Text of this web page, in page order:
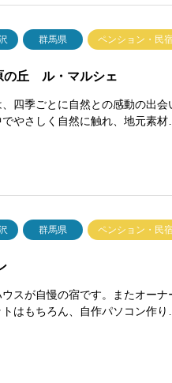
群馬県 ペンション・民
丘 ル・マルシェ
四季ごとに自然との感動の出会
やさしく自然に触れ、地元素材
群馬県 ペンション・民
スが自慢の宿です。またオーナ
はもちろん、自作パソコン作り